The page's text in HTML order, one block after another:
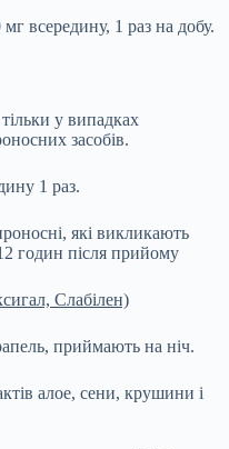
всередину, 1 раз на добу.
у випадках
засобів.
1 раз.
які викликають
годин після прийому
Слабілен)
приймають на ніч.
алое, сени, крушини і